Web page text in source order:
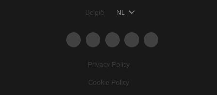
Privacy Policy
Cookie Policy
België NL